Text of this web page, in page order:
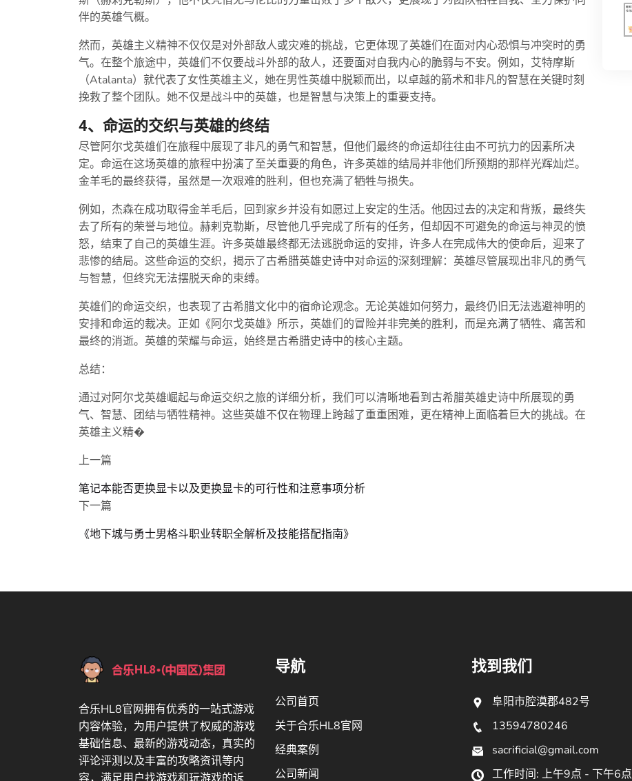
伴的英雄气概。
然而，英雄主义精神不仅仅是对外部敌人或灾难的挑战，它更体现了英雄们在面对内心恐惧与冲突时的勇
气。在整个旅途中，英雄们不仅要战斗外部的敌人，还要面对自我内心的脆弱与不安。例如，艾特摩斯
（Atalanta）就代表了女性英雄主义，她在男性英雄中脱颖而出，以卓越的箭术和非凡的智慧在关键时刻
挽救了整个团队。她不仅是战斗中的英雄，也是智慧与决策上的重要支持。
4、命运的交织与英雄的终结
尽管阿尔戈英雄们在旅程中展现了非凡的勇气和智慧，但他们最终的命运却往往由不可抗力的因素所决
定。命运在这场英雄的旅程中扮演了至关重要的角色，许多英雄的结局并非他们所预期的那样光辉灿烂。
金羊毛的最终获得，虽然是一次艰难的胜利，但也充满了牺牲与损失。
例如，杰森在成功取得金羊毛后，回到家乡并没有如愿过上安定的生活。他因过去的决定和背叛，最终失
去了所有的荣誉与地位。赫剌克勒斯，尽管他几乎完成了所有的任务，但却因不可避免的命运与神灵的愤
怒，结束了自己的英雄生涯。许多英雄最终都无法逃脱命运的安排，许多人在完成伟大的使命后，迎来了
悲惨的结局。这些命运的交织，揭示了古希腊英雄史诗中对命运的深刻理解：英雄尽管展现出非凡的勇气
与智慧，但终究无法摆脱天命的束缚。
英雄们的命运交织，也表现了古希腊文化中的宿命论观念。无论英雄如何努力，最终仍旧无法逃避神明的
安排和命运的裁决。正如《阿尔戈英雄》所示，英雄们的冒险并非完美的胜利，而是充满了牺牲、痛苦和
最终的消逝。英雄的荣耀与命运，始终是古希腊史诗中的核心主题。
总结：
通过对阿尔戈英雄崛起与命运交织之旅的详细分析，我们可以清晰地看到古希腊英雄史诗中所展现的勇
气、智慧、团结与牺牲精神。这些英雄不仅在物理上跨越了重重困难，更在精神上面临着巨大的挑战。在
英雄主义精�
上一篇
笔记本能否更换显卡以及更换显卡的可行性和注意事项分析
下一篇
《地下城与勇士男格斗职业转职全解析及技能搭配指南》
合乐HL8官网拥有优秀的一站式游戏
内容体验，为用户提供了权威的游戏
基础信息、最新的游戏动态，真实的
评论评测以及丰富的攻略资讯等内
导航
公司首页
关于合乐HL8官网
经典案例
公司新闻
找到我们
阜阳市腔漠郡482号
13594780246
sacrificial@gmail.com
工作时间: 上午9点 - 下午6点